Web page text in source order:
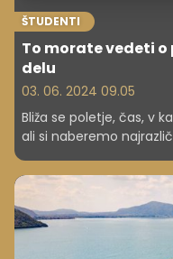
ŠTUDENTI
To morate vedeti
delu
03. 06. 2024 09.05
Bliža se poletje, čas, v
ali si naberemo
lahko preberete vse,
študentskem delu.